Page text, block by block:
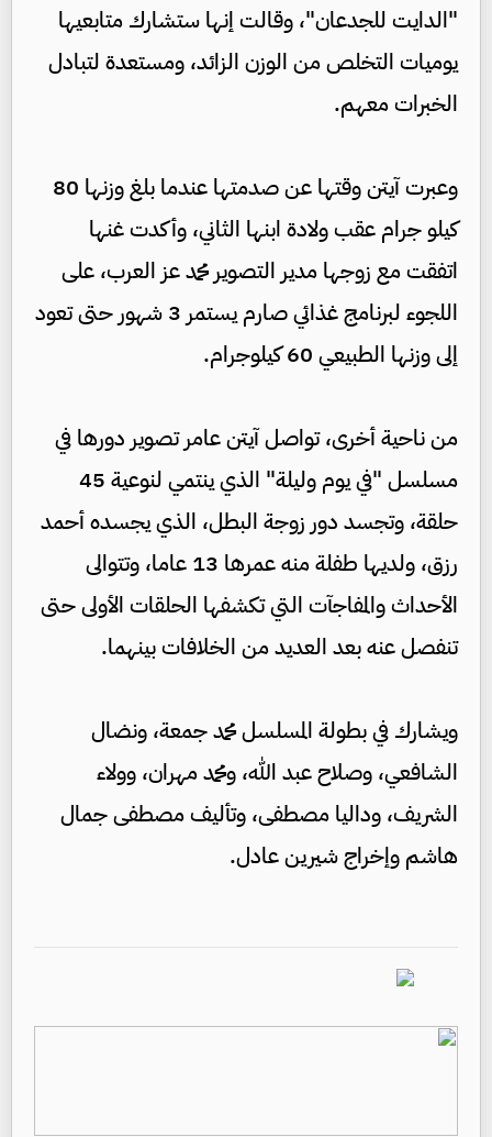
"الدايت للجدعان"، وقالت إنها ستشارك متابعيها
يوميات التخلص من الوزن الزائد، ومستعدة لتبادل
الخبرات معهم.
وعبرت آيتن وقتها عن صدمتها عندما بلغ وزنها 80
كيلو جرام عقب ولادة ابنها الثاني، وأكدت غنها
اتفقت مع زوجها مدير التصوير محمد عز العرب، على
اللجوء لبرنامج غذائي صارم يستمر 3 شهور حتى تعود
إلى وزنها الطبيعي 60 كيلوجرام.
من ناحية أخرى، تواصل آيتن عامر تصوير دورها في
مسلسل "في يوم وليلة" الذي ينتمي لنوعية 45
حلقة، وتجسد دور زوجة البطل، الذي يجسده أحمد
رزق، ولديها طفلة منه عمرها 13 عاما، وتتوالى
الأحداث والمفاجآت التي تكشفها الحلقات الأولى حتى
تنفصل عنه بعد العديد من الخلافات بينهما.
ويشارك في بطولة المسلسل محمد جمعة، ونضال
الشافعي، وصلاح عبد الله، ومحمد مهران، وولاء
الشريف، وداليا مصطفى، وتأليف مصطفى جمال
هاشم وإخراج شيرين عادل.